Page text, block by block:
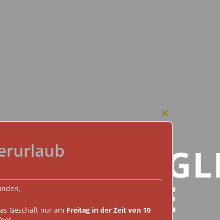
DIENSTLEISTUNGEN
WÄRME
Close
Geschäft nur am Freitag in der Zeit von 10